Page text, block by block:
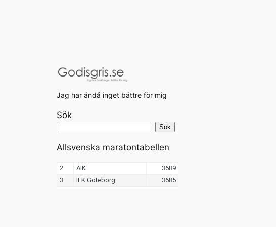
Jag har ändå inget bättre för mig
Sök
Sök
Allsvenska maratontabellen